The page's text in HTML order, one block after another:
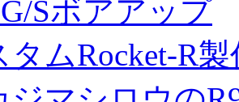
Sボアアップ
タムRocket-R